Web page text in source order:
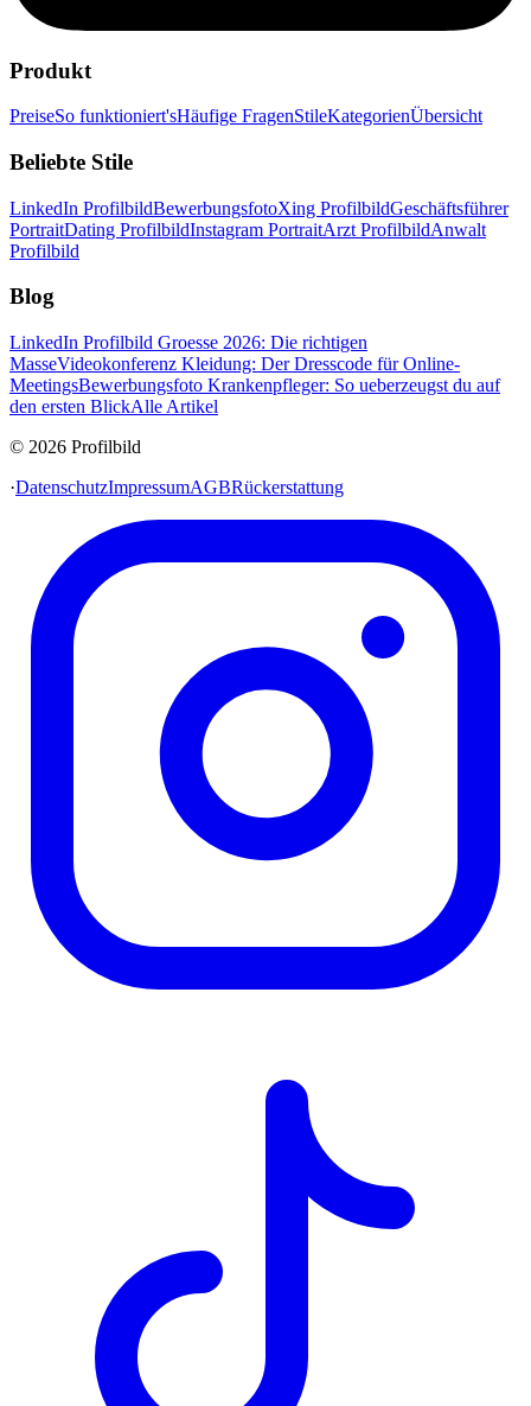
Produkt
PreiseSo funktioniert'sHäufige FragenStileKategorienÜbersicht
Beliebte Stile
LinkedIn ProfilbildBewerbungsfotoXing ProfilbildGeschäftsführer
PortraitDating ProfilbildInstagram PortraitArzt ProfilbildAnwalt
Profilbild
Blog
LinkedIn Profilbild Groesse 2026: Die richtigen
MasseVideokonferenz Kleidung: Der Dresscode für Online-
MeetingsBewerbungsfoto Krankenpfleger: So ueberzeugst du auf
den ersten BlickAlle Artikel
© 2026 Profilbild
·DatenschutzImpressumAGBRückerstattung